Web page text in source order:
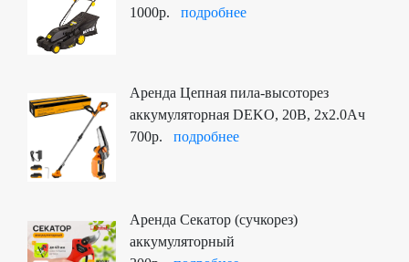
1000р. подробнее
Аренда Цепная пила-высоторез
аккумуляторная DEKO, 20В, 2x2.0Ач
700р. подробнее
Аренда Секатор (сучкорез)
аккумуляторный